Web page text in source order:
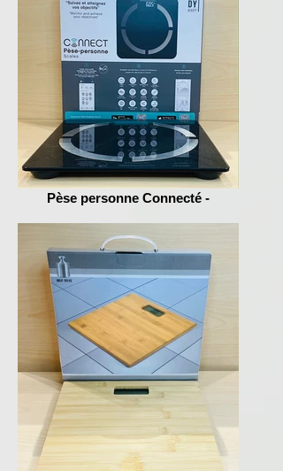
Pèse personne Connecté -